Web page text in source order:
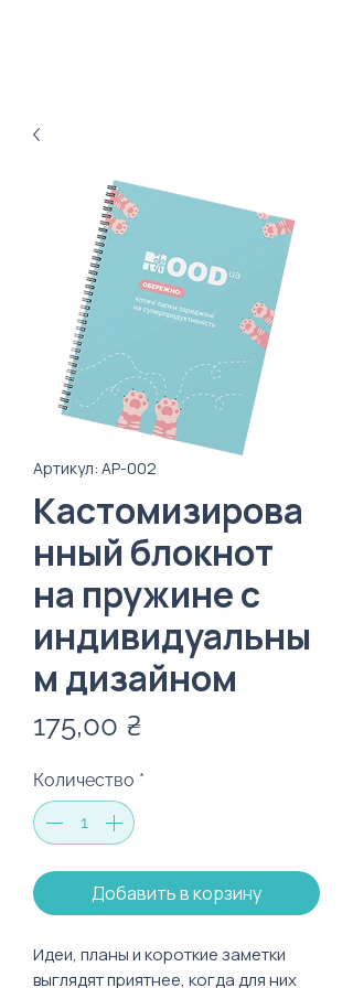
Артикул: AP-002
Кастомизирова
нный блокнот
на пружине с
индивидуальны
м дизайном
175,00 ₴
Количество *
Добавить в корзину
Идеи, планы и короткие заметки
выглядят приятнее, когда для них